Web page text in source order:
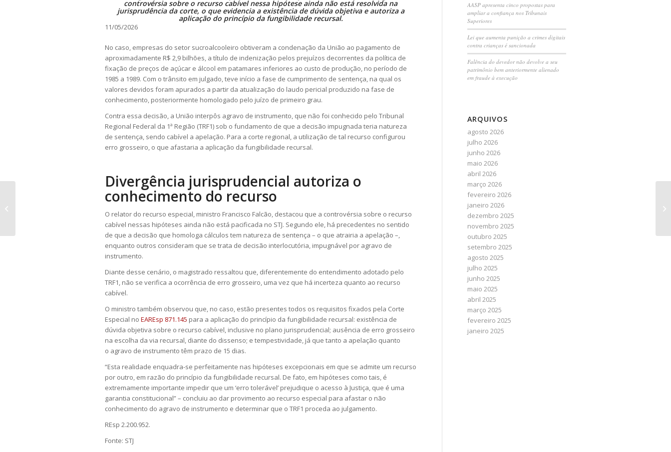
controvérsia sobre o recurso cabível nessa hipótese ainda não está resolvida na
jurisprudência da corte, o que evidencia a existência de dúvida objetiva e autoriza a
aplicação do princípio da fungibilidade recursal.
11/05/2026
No caso, empresas do setor sucroalcooleiro obtiveram a condenação da União ao pagamento de
aproximadamente R$ 2,9 bilhões, a título de indenização pelos prejuízos decorrentes da política de
fixação de preços de açúcar e álcool em patamares inferiores ao custo de produção, no período de
1985 a 1989. Com o trânsito em julgado, teve início a fase de cumprimento de sentença, na qual os
valores devidos foram apurados a partir da atualização do laudo pericial produzido na fase de
conhecimento, posteriormente homologado pelo juízo de primeiro grau.
Contra essa decisão, a União interpôs agravo de instrumento, que não foi conhecido pelo Tribunal
Regional Federal da 1ª Região (TRF1) sob o fundamento de que a decisão impugnada teria natureza
de sentença, sendo cabível a apelação. Para a corte regional, a utilização de tal recurso configurou
erro grosseiro, o que afastaria a aplicação da fungibilidade recursal.
Divergência jurisprudencial autoriza o
conhecimento do recurso
O relator do recurso especial, ministro Francisco Falcão, destacou que a controvérsia sobre o recurso
cabível nessas hipóteses ainda não está pacificada no STJ. Segundo ele, há precedentes no sentido
de que a decisão que homologa cálculos tem natureza de sentença – o que atrairia a apelação –,
enquanto outros consideram que se trata de decisão interlocutória, impugnável por agravo de
instrumento.
Diante desse cenário, o magistrado ressaltou que, diferentemente do entendimento adotado pelo
TRF1, não se verifica a ocorrência de erro grosseiro, uma vez que há incerteza quanto ao recurso
cabível.
O ministro também observou que, no caso, estão presentes todos os requisitos fixados pela Corte
Especial no EAREsp 871.145 para a aplicação do princípio da fungibilidade recursal: existência de
dúvida objetiva sobre o recurso cabível, inclusive no plano jurisprudencial; ausência de erro grosseiro
na escolha da via recursal, diante do dissenso; e tempestividade, já que tanto a apelação quanto
o agravo de instrumento têm prazo de 15 dias.
“Esta realidade enquadra-se perfeitamente nas hipóteses excepcionais em que se admite um recurso
por outro, em razão do princípio da fungibilidade recursal. De fato, em hipóteses como tais, é
extremamente importante impedir que um ‘erro tolerável’ prejudique o acesso à Justiça, que é uma
garantia constitucional” – concluiu ao dar provimento ao recurso especial para afastar o não
conhecimento do agravo de instrumento e determinar que o TRF1 proceda ao julgamento.
REsp 2.200.952.
Fonte: STJ
AASP apresenta cinco propostas para
ampliar a confiança nos Tribunais
Superiores
Lei que aumenta punição a crimes digitais
contra crianças é sancionada
Falência do devedor não devolve a seu
patrimônio bem anteriormente alienado
em fraude à execução
ARQUIVOS
agosto 2026
julho 2026
junho 2026
maio 2026
abril 2026
março 2026
fevereiro 2026
janeiro 2026
dezembro 2025
novembro 2025
outubro 2025
setembro 2025
agosto 2025
julho 2025
junho 2025
maio 2025
abril 2025
março 2025
fevereiro 2025
janeiro 2025